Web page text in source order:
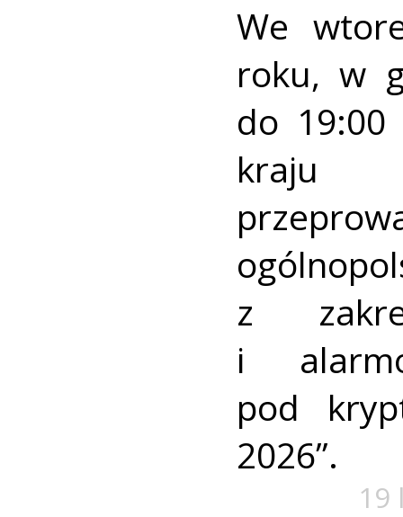
We
roku, w
do 19:00
z
i
pod
2026”.
19